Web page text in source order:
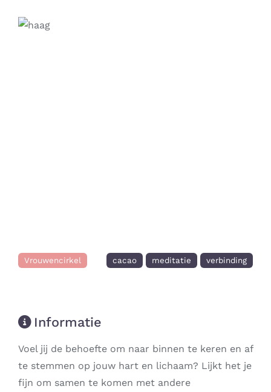
Vrouwencirkel cacao meditatie verbinding
Informatie
Voel jij de behoefte om naar binnen te keren en af
te stemmen op jouw hart en lichaam? Lijkt het je
fijn om samen te komen met andere